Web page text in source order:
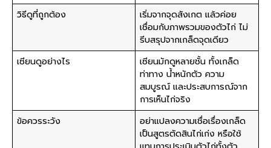
วิธีดูที่ถูกต้อง
เริ่มจากจุดสังเกต แล้วค่อย
เชื่อมกับภาพรวมของตัวไก่ ไม่
รีบสรุปจากเกล็ดจุดเดียว
เซียนดูอย่างไร
เซียนมักดูหลายชั้น ทั้งเกล็ด
ท่าทาง น้ำหนักตัว ความ
สมบูรณ์ และประสบการณ์จาก
การเห็นไก่จริง
ข้อควรระวัง
อย่าแปลงความเชื่อเรื่องเกล็ด
เป็นสูตรตัดสินไก่เก่ง หรือใช้